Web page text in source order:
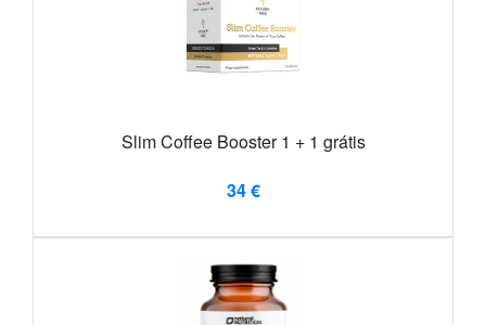
Slim Coffee Booster 1 + 1 grátis
34 €